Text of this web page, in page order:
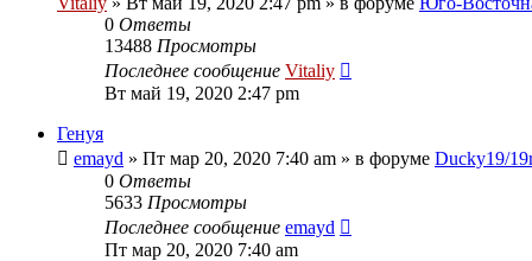
0 Ответы
13488 Просмотры
Последнее сообщение Vitaliy
Вт май 19, 2020 2:47 pm
Генуя
emayd » Пт мар 20, 2020 7:40 am » в форуме Ducky19/
0 Ответы
5633 Просмотры
Последнее сообщение emayd
Пт мар 20, 2020 7:40 am